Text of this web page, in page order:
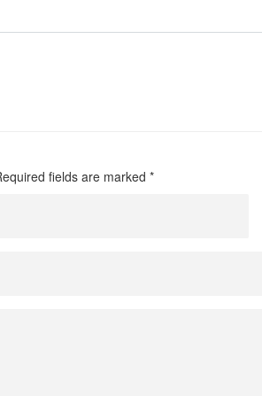
fields are marked *